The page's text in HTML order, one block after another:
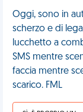
Oggi, sono in
scherzo e di
lucchetto a
SMS mentre
faccia mentre
scarico. FML